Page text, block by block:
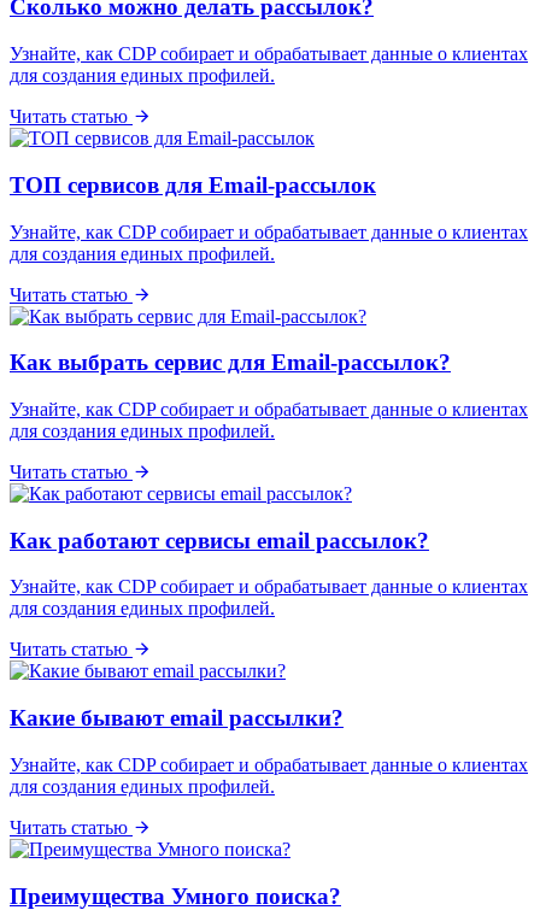
Сколько можно делать рассылок?
Узнайте, как CDP собирает и обрабатывает данные о клиентах
для создания единых профилей.
Читать статью
ТОП сервисов для Email-рассылок
Узнайте, как CDP собирает и обрабатывает данные о клиентах
для создания единых профилей.
Читать статью
Как выбрать сервис для Email-рассылок?
Узнайте, как CDP собирает и обрабатывает данные о клиентах
для создания единых профилей.
Читать статью
Как работают сервисы email рассылок?
Узнайте, как CDP собирает и обрабатывает данные о клиентах
для создания единых профилей.
Читать статью
Какие бывают email рассылки?
Узнайте, как CDP собирает и обрабатывает данные о клиентах
для создания единых профилей.
Читать статью
Преимущества Умного поиска?